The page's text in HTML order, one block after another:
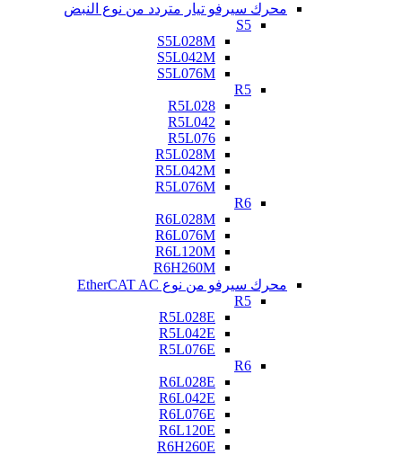
محرك سيرفو تيار متردد من نوع النبض
S5
S5L028M
S5L042M
S5L076M
R5
R5L028
R5L042
R5L076
R5L028M
R5L042M
R5L076M
R6
R6L028M
R6L076M
R6L120M
R6H260M
محرك سيرفو من نوع EtherCAT AC
R5
R5L028E
R5L042E
R5L076E
R6
R6L028E
R6L042E
R6L076E
R6L120E
R6H260E